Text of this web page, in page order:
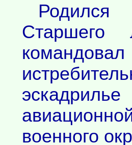
Старшего
военного